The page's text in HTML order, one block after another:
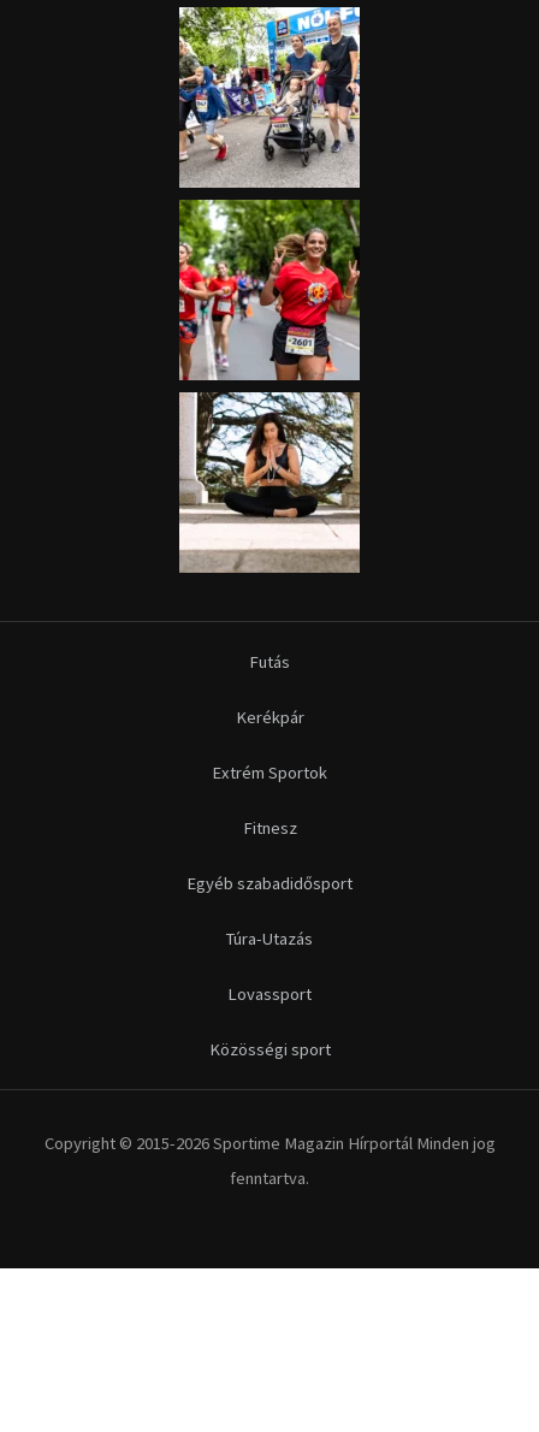
Futás
Kerékpár
Extrém Sportok
Fitnesz
Egyéb szabadidősport
Túra-Utazás
Lovassport
Közösségi sport
Copyright © 2015-2026 Sportime Magazin Hírportál Minden jog
fenntartva.